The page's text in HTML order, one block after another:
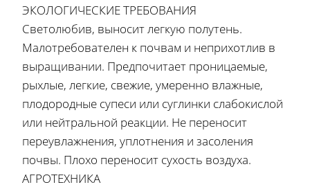
ЭКОЛОГИЧЕСКИЕ ТРЕБОВАНИЯ
Светолюбив, выносит легкую полутень.
Малотребователен к почвам и неприхотлив в
выращивании. Предпочитает проницаемые,
рыхлые, легкие, свежие, умеренно влажные,
плодородные супеси или суглинки слабокислой
или нейтральной реакции. Не переносит
переувлажнения, уплотнения и засоления
почвы. Плохо переносит сухость воздуха.
АГРОТЕХНИКА